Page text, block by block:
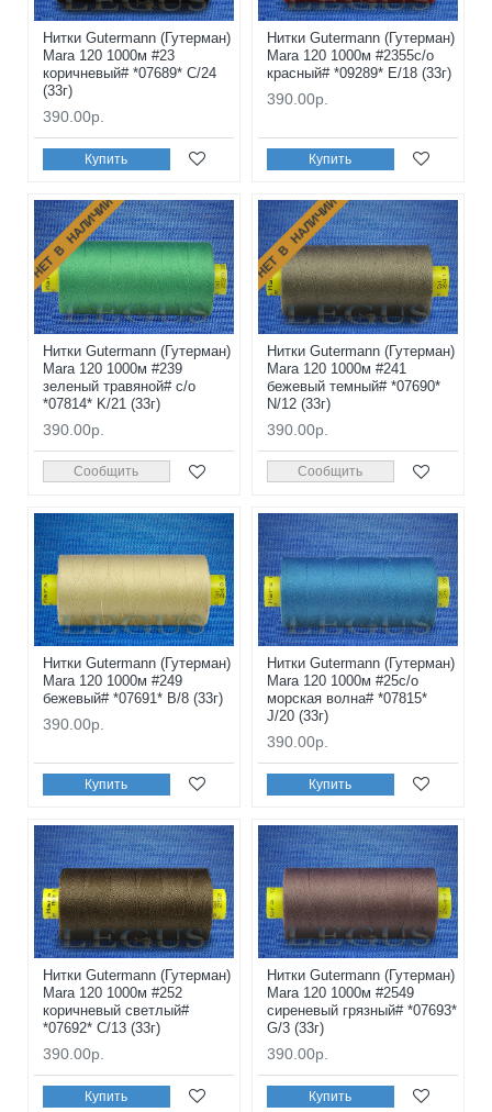
Нитки Gutermann (Гутерман)
Mara 120 1000м #23
коричневый# *07689* C/24
(33г)
390.00р.
Купить
Нитки Gutermann (Гутерман)
Mara 120 1000м #2355с/о
красный# *09289* E/18 (33г)
390.00р.
Купить
НЕТ В НАЛИЧИИ
Нитки Gutermann (Гутерман)
Mara 120 1000м #239
зеленый травяной# с/о
*07814* K/21 (33г)
390.00р.
Сообщить
НЕТ В НАЛИЧИИ
Нитки Gutermann (Гутерман)
Mara 120 1000м #241
бежевый темный# *07690*
N/12 (33г)
390.00р.
Сообщить
Нитки Gutermann (Гутерман)
Mara 120 1000м #249
бежевый# *07691* B/8 (33г)
390.00р.
Купить
Нитки Gutermann (Гутерман)
Mara 120 1000м #25с/о
морская волна# *07815*
J/20 (33г)
390.00р.
Купить
Нитки Gutermann (Гутерман)
Mara 120 1000м #252
коричневый светлый#
*07692* C/13 (33г)
390.00р.
Купить
Нитки Gutermann (Гутерман)
Mara 120 1000м #2549
сиреневый грязный# *07693*
G/3 (33г)
390.00р.
Купить